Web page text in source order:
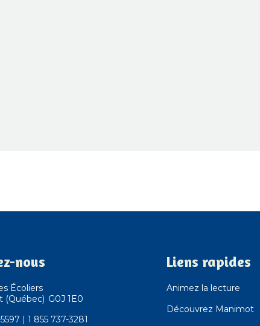
nous
Écoliers
(Québec) G0J 1E0
| 1 855 737-3281
Liens rapides
Animez la lecture
Découvrez Manimot